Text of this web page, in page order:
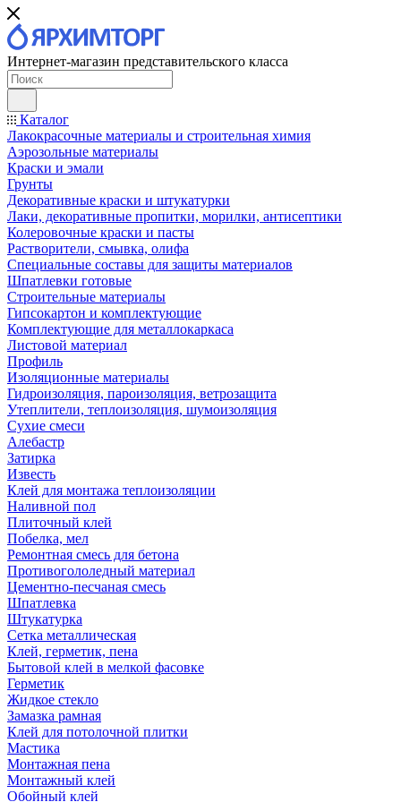
Интернет-магазин представительского класса
Каталог
Лакокрасочные материалы и строительная химия
Аэрозольные материалы
Краски и эмали
Грунты
Декоративные краски и штукатурки
Лаки, декоративные пропитки, морилки, антисептики
Колеровочные краски и пасты
Растворители, смывка, олифа
Специальные составы для защиты материалов
Шпатлевки готовые
Строительные материалы
Гипсокартон и комплектующие
Комплектующие для металлокаркаса
Листовой материал
Профиль
Изоляционные материалы
Гидроизоляция, пароизоляция, ветрозащита
Утеплители, теплоизоляция, шумоизоляция
Сухие смеси
Алебастр
Затирка
Известь
Клей для монтажа теплоизоляции
Наливной пол
Плиточный клей
Побелка, мел
Ремонтная смесь для бетона
Противогололедный материал
Цементно-песчаная смесь
Шпатлевка
Штукатурка
Сетка металлическая
Клей, герметик, пена
Бытовой клей в мелкой фасовке
Герметик
Жидкое стекло
Замазка рамная
Клей для потолочной плитки
Мастика
Монтажная пена
Монтажный клей
Обойный клей